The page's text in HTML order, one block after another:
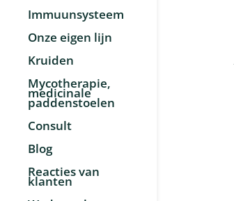
Immuunsysteem
Onze eigen lijn
Kruiden
Mycotherapie,
medicinale
paddenstoelen
Consult
Blog
Reacties van
klanten